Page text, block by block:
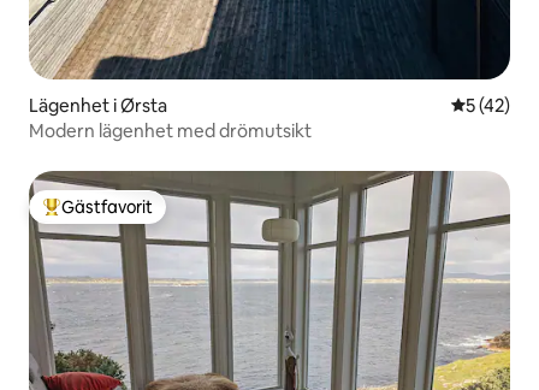
Lägenhet i Ørsta 5 av 5 i
5 (42)
Modern lägenhet med drömutsikt
Populär gästfavorit
Gästfavorit